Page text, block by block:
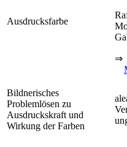
Ausdrucksfarbe
⇒
Bildnerisches
Problemlösen zu
Ausdruckskraft und
Wirkung der Farben